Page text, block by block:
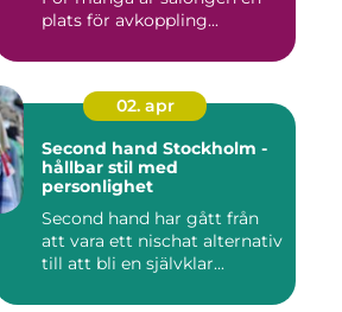
plats för avkoppling...
02. apr
Second hand Stockholm -
hållbar stil med
personlighet
Second hand har gått från
att vara ett nischat alternativ
till att bli en självklar...